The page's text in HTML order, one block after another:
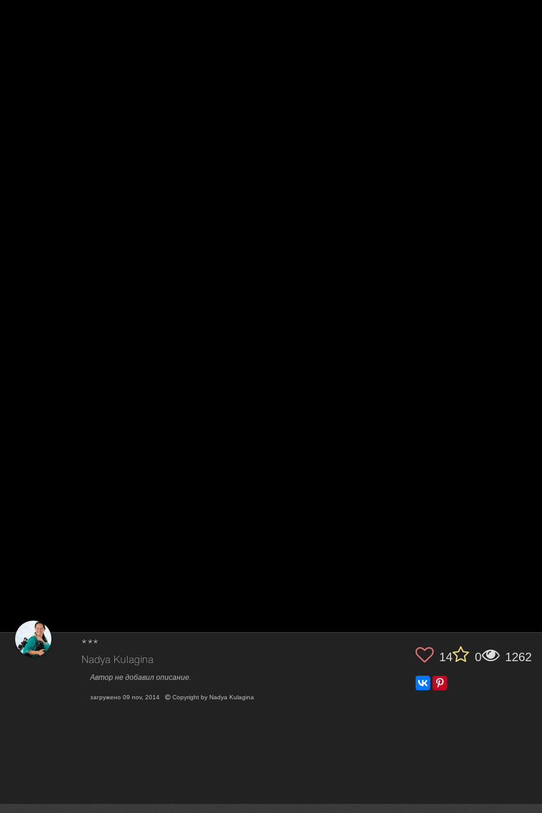
***
Nadya Kulagina
Автор не добавил описание.
загружено09 nov, 2014 Copyright byNadya Kulagina
14 0 1262